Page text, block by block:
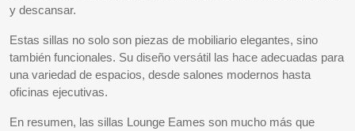
y descansar.
Estas sillas no solo son piezas de mobiliario elegantes, sino
también funcionales. Su diseño versátil las hace adecuadas para
una variedad de espacios, desde salones modernos hasta
oficinas ejecutivas.
En resumen, las sillas Lounge Eames son mucho más que